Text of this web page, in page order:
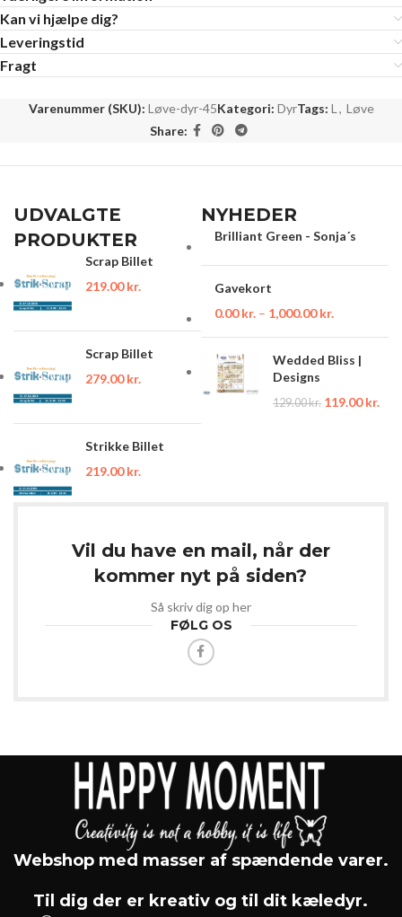
Kan vi hjælpe dig?
Leveringstid
Fragt
Varenummer (SKU): Løve-dyr-45Kategori: DyrTags: L , Løve
Share:
UDVALGTE
PRODUKTER
Scrap Billet
219.00kr.
Scrap Billet
279.00kr.
Strikke Billet
219.00kr.
NYHEDER
Brilliant Green - Sonja´s
Gavekort
0.00kr. – 1,000.00kr.
Wedded Bliss |
Designs
129.00kr. 119.00kr.
Vil du have en mail, når der
kommer nyt på siden?
Så skriv dig op her
FØLG OS
Webshop med masser af spændende varer.
Til dig der er kreativ og til dit kæledyr.